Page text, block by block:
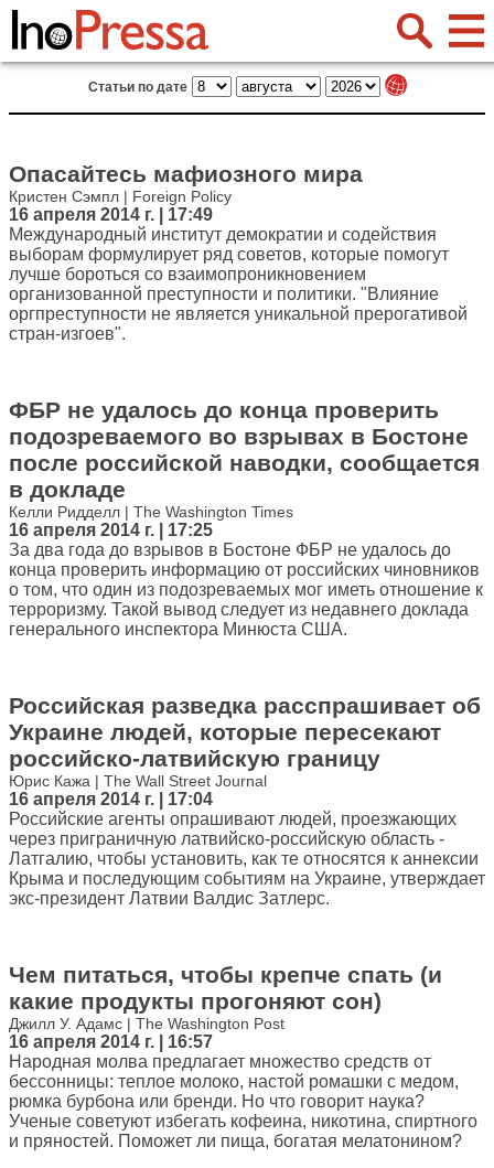
Статьи по дате
Опасайтесь мафиозного мира
Кристен Сэмпл | Foreign Policy
16 апреля 2014 г. | 17:49
Международный институт демократии и содействия
выборам формулирует ряд советов, которые помогут
лучше бороться со взаимопроникновением
организованной преступности и политики. "Влияние
оргпреступности не является уникальной прерогативой
стран-изгоев".
ФБР не удалось до конца проверить
подозреваемого во взрывах в Бостоне
после российской наводки, сообщается
в докладе
Келли Ридделл | The Washington Times
16 апреля 2014 г. | 17:25
За два года до взрывов в Бостоне ФБР не удалось до
конца проверить информацию от российских чиновников
о том, что один из подозреваемых мог иметь отношение к
терроризму. Такой вывод следует из недавнего доклада
генерального инспектора Минюста США.
Российская разведка расспрашивает об
Украине людей, которые пересекают
российско-латвийскую границу
Юрис Кажа | The Wall Street Journal
16 апреля 2014 г. | 17:04
Российские агенты опрашивают людей, проезжающих
через приграничную латвийско-российскую область -
Латгалию, чтобы установить, как те относятся к аннексии
Крыма и последующим событиям на Украине, утверждает
экс-президент Латвии Валдис Затлерс.
Чем питаться, чтобы крепче спать (и
какие продукты прогоняют сон)
Джилл У. Адамс | The Washington Post
16 апреля 2014 г. | 16:57
Народная молва предлагает множество средств от
бессонницы: теплое молоко, настой ромашки с медом,
рюмка бурбона или бренди. Но что говорит наука?
Ученые советуют избегать кофеина, никотина, спиртного
и пряностей. Поможет ли пища, богатая мелатонином?